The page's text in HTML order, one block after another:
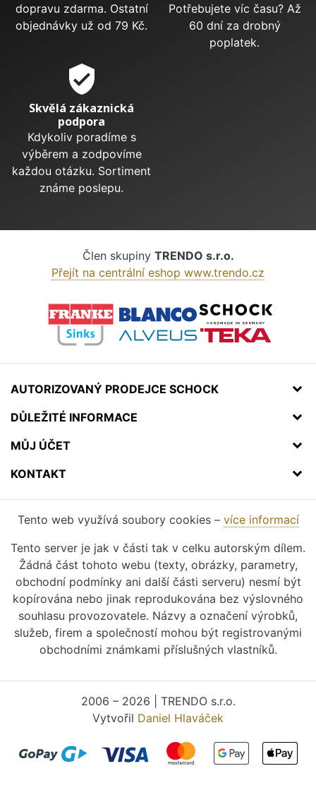
dopravu zdarma. Ostatní
objednávky už od 79 Kč.
Potřebujete víc času? Až
60 dní za drobný
poplatek.
verified_user
Skvělá zákaznická
podpora
Kdykoliv poradíme s
výběrem a zodpovíme
každou otázku. Sortiment
známe poslepu.
Člen skupiny TRENDO s.r.o.
Přejít na centrální eshop www.trendo.cz
AUTORIZOVANÝ PRODEJCE SCHOCK
DŮLEŽITÉ INFORMACE
MŮJ ÚČET
KONTAKT
Tento web využívá soubory cookies – více informací
Tento server je jak v části tak v celku autorským dílem.
Žádná část tohoto webu (texty, obrázky, parametry,
obchodní podmínky ani další části serveru) nesmí být
kopírována nebo jinak reprodukována bez výslovného
souhlasu provozovatele. Názvy a označení výrobků,
služeb, firem a společností mohou být registrovanými
obchodními známkami příslušných vlastníků.
2006 – 2026 | TRENDO s.r.o.
Vytvořil Daniel Hlaváček